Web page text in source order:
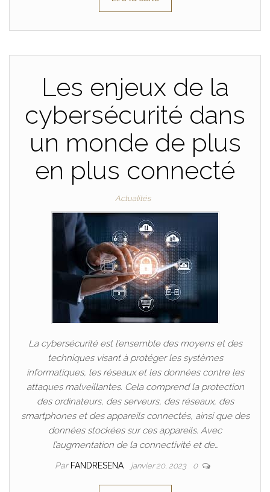
Les enjeux de la
cybersécurité dans
un monde de plus
en plus connecté
Actualités
La cybersécurité est l’ensemble des moyens et des
techniques visant à protéger les systèmes
informatiques, les réseaux et les données contre les
attaques malveillantes. Cela comprend la protection
des ordinateurs, des serveurs, des réseaux, des
smartphones et des appareils connectés, ainsi que des
données stockées sur ces appareils. Avec
l’augmentation de la connectivité et de…
Par FANDRESENA janvier 20, 2023 0